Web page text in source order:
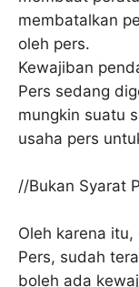
membatalkan
oleh pers.
Kewajiban
Pers sedang
mungkin suatu
usaha pers
//Bukan Syarat
Oleh karena
Pers, sudah
boleh ada